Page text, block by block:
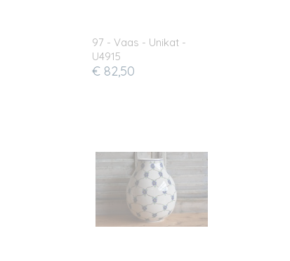
97 - Vaas - Unikat -
U4915
€ 82,50